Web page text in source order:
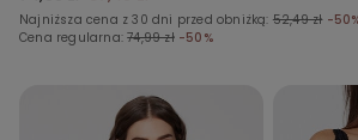
Najniższa cena z 30 dni przed obniżką: 52,49 zł -
Cena regularna:74,99 zł -50%